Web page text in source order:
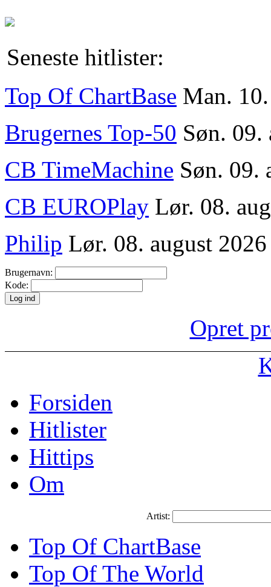
Seneste hitlister:
Top Of ChartBase Man.
Brugernes Top-50 Søn. 09.
CB TimeMachine Søn. 09.
CB EUROPlay Lør. 08.
Philip Lør. 08. august
Brugernavn:
Kode:
Opret
Forsiden
Hitlister
Hittips
Om
Artist:
Top Of ChartBase
Top Of The World